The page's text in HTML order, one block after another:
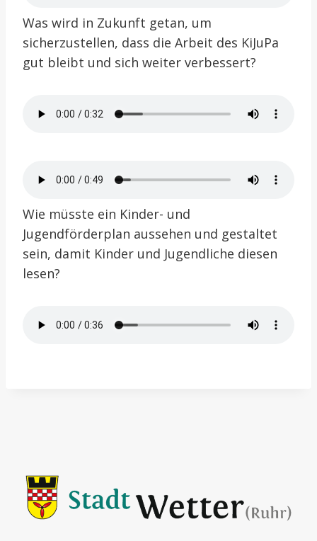
Was wird in Zukunft getan, um
sicherzustellen, dass die Arbeit des KiJuPa
gut bleibt und sich weiter verbessert?
Wie müsste ein Kinder- und
Jugendförderplan aussehen und gestaltet
sein, damit Kinder und Jugendliche diesen
lesen?